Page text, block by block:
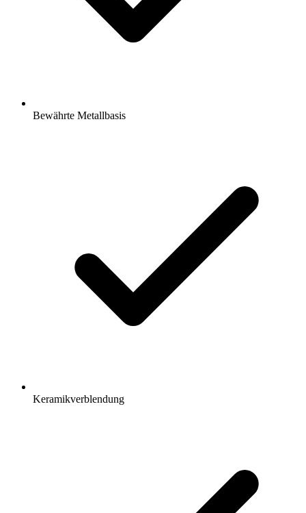
Bewährte Metallbasis
Keramikverblendung